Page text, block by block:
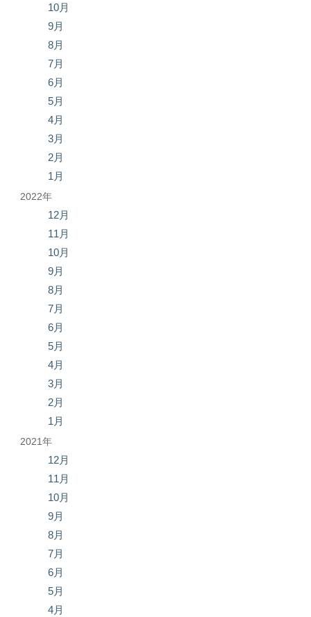
10月
9月
8月
7月
6月
5月
4月
3月
2月
1月
2022年
12月
11月
10月
9月
8月
7月
6月
5月
4月
3月
2月
1月
2021年
12月
11月
10月
9月
8月
7月
6月
5月
4月